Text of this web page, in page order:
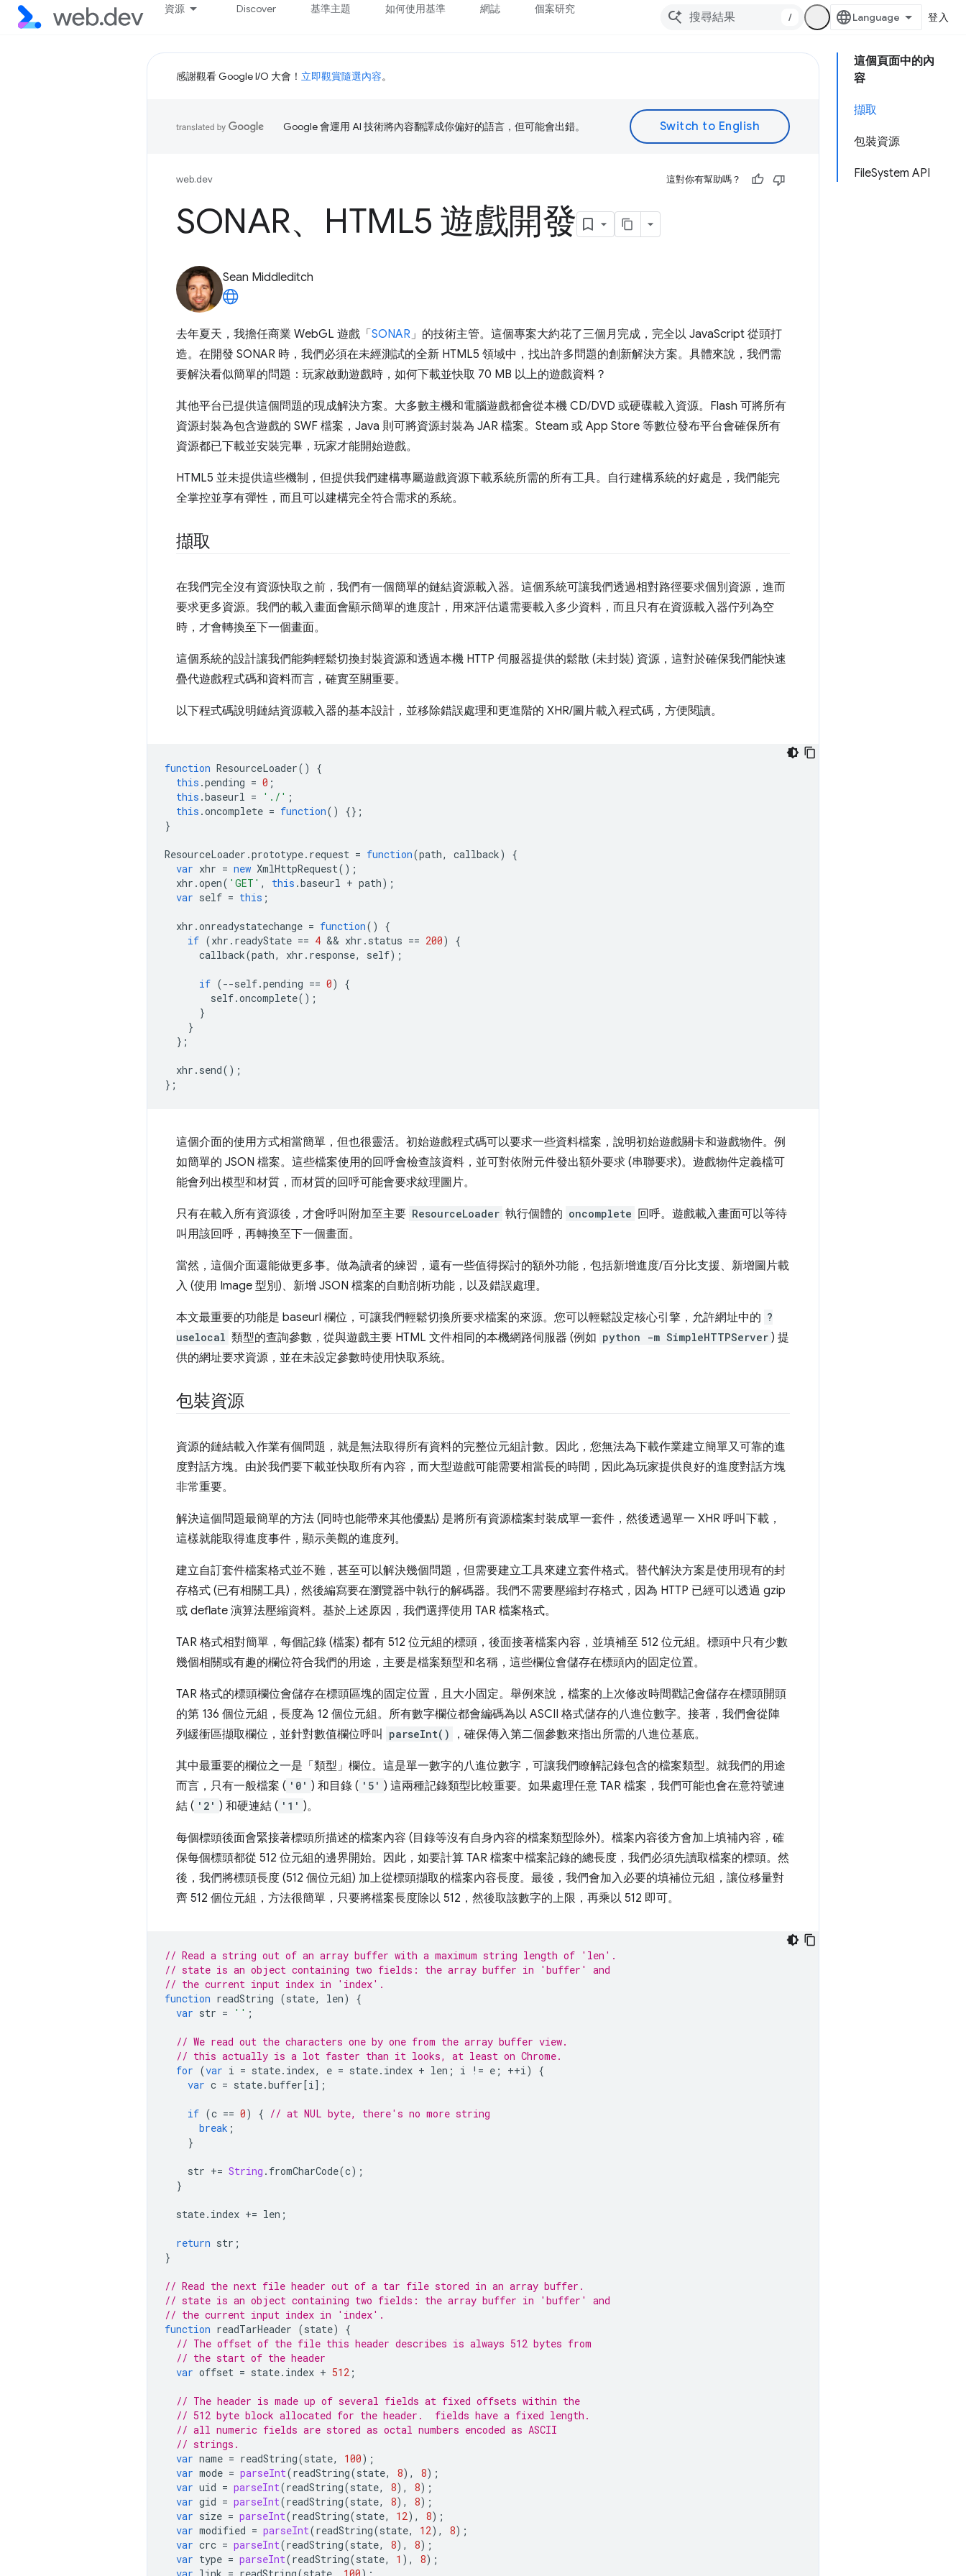
資源 Discover 基準主題 如何使用基準 網誌 個案研究
/ 登入
這個頁面中的內
容
擷取
包裝資源
FileSystem API
感謝觀看 Google I/O 大會！ 立即觀賞隨選內容。
Google 會運用 AI 技術將內容翻譯成你偏好的語言，但可能會出錯。
web.dev 這對你有幫助嗎？
SONAR、HTML5 遊戲開發
Sean Middleditch
去年夏天，我擔任商業 WebGL 遊戲「 SONAR」的技術主管。這個專案大約花了三個月完成，完全以 JavaScript 從頭打
造。在開發 SONAR 時，我們必須在未經測試的全新 HTML5 領域中，找出許多問題的創新解決方案。具體來說，我們需
要解決看似簡單的問題：玩家啟動遊戲時，如何下載並快取 70 MB 以上的遊戲資料？
其他平台已提供這個問題的現成解決方案。大多數主機和電腦遊戲都會從本機 CD/DVD 或硬碟載入資源。Flash 可將所有
資源封裝為包含遊戲的 SWF 檔案，Java 則可將資源封裝為 JAR 檔案。Steam 或 App Store 等數位發布平台會確保所有
資源都已下載並安裝完畢，玩家才能開始遊戲。
HTML5 並未提供這些機制，但提供我們建構專屬遊戲資源下載系統所需的所有工具。自行建構系統的好處是，我們能完
全掌控並享有彈性，而且可以建構完全符合需求的系統。
擷取
在我們完全沒有資源快取之前，我們有一個簡單的鏈結資源載入器。這個系統可讓我們透過相對路徑要求個別資源，進而
要求更多資源。我們的載入畫面會顯示簡單的進度計，用來評估還需要載入多少資料，而且只有在資源載入器佇列為空
時，才會轉換至下一個畫面。
這個系統的設計讓我們能夠輕鬆切換封裝資源和透過本機 HTTP 伺服器提供的鬆散 (未封裝) 資源，這對於確保我們能快速
疊代遊戲程式碼和資料而言，確實至關重要。
以下程式碼說明鏈結資源載入器的基本設計，並移除錯誤處理和更進階的 XHR/圖片載入程式碼，方便閱讀。
function ResourceLoader()
{
this .pending = 0 ;
this .baseurl = './' ;
this .oncomplete = function()
{};
}
ResourceLoader .prototype. request = function(path, callback)
{
var xhr = new XmlHttpRequest();
xhr .open( 'GET' , this .baseurl + path);
var self = this ;
xhr .onreadystatechange = function()
{
if (xhr . readyState == 4 && xhr . status == 200)
{
callback(path, xhr . response, self);
if (--self.pending == 0)
{
self.oncomplete();
}
}
};
xhr . send();
};
這個介面的使用方式相當簡單，但也很靈活。初始遊戲程式碼可以要求一些資料檔案，說明初始遊戲關卡和遊戲物件。例
如簡單的 JSON 檔案。這些檔案使用的回呼會檢查該資料，並可對依附元件發出額外要求 (串聯要求)。遊戲物件定義檔可
能會列出模型和材質，而材質的回呼可能會要求紋理圖片。
只有在載入所有資源後，才會呼叫附加至主要 ResourceLoader 執行個體的 oncomplete 回呼。遊戲載入畫面可以等待
叫用該回呼，再轉換至下一個畫面。
當然，這個介面還能做更多事。做為讀者的練習，還有一些值得探討的額外功能，包括新增進度/百分比支援、新增圖片載
入 (使用 Image 型別)、新增 JSON 檔案的自動剖析功能，以及錯誤處理。
本文最重要的功能是 baseurl 欄位，可讓我們輕鬆切換所要求檔案的來源。您可以輕鬆設定核心引擎，允許網址中的 ?
uselocal 類型的查詢參數，從與遊戲主要 HTML 文件相同的本機網路伺服器 (例如 python -m SimpleHTTPServer ) 提
供的網址要求資源，並在未設定參數時使用快取系統。
包裝資源
資源的鏈結載入作業有個問題，就是無法取得所有資料的完整位元組計數。因此，您無法為下載作業建立簡單又可靠的進
度對話方塊。由於我們要下載並快取所有內容，而大型遊戲可能需要相當長的時間，因此為玩家提供良好的進度對話方塊
非常重要。
解決這個問題最簡單的方法 (同時也能帶來其他優點) 是將所有資源檔案封裝成單一套件，然後透過單一 XHR 呼叫下載，
這樣就能取得進度事件，顯示美觀的進度列。
建立自訂套件檔案格式並不難，甚至可以解決幾個問題，但需要建立工具來建立套件格式。替代解決方案是使用現有的封
存格式 (已有相關工具)，然後編寫要在瀏覽器中執行的解碼器。我們不需要壓縮封存格式，因為 HTTP 已經可以透過 gzip
或 deflate 演算法壓縮資料。基於上述原因，我們選擇使用 TAR 檔案格式。
TAR 格式相對簡單，每個記錄 (檔案) 都有 512 位元組的標頭，後面接著檔案內容，並填補至 512 位元組。標頭中只有少數
幾個相關或有趣的欄位符合我們的用途，主要是檔案類型和名稱，這些欄位會儲存在標頭內的固定位置。
TAR 格式的標頭欄位會儲存在標頭區塊的固定位置，且大小固定。舉例來說，檔案的上次修改時間戳記會儲存在標頭開頭
的第 136 個位元組，長度為 12 個位元組。所有數字欄位都會編碼為以 ASCII 格式儲存的八進位數字。接著，我們會從陣
列緩衝區擷取欄位，並針對數值欄位呼叫
parseInt() ，確保傳入第二個參數來指出所需的八進位基底。
其中最重要的欄位之一是「類型」欄位。這是單一數字的八進位數字，可讓我們瞭解記錄包含的檔案類型。就我們的用途
而言，只有一般檔案 ( '0' ) 和目錄 ( '5' ) 這兩種記錄類型比較重要。如果處理任意 TAR 檔案，我們可能也會在意符號連
結 ( '2' ) 和硬連結 ( '1' )。
每個標頭後面會緊接著標頭所描述的檔案內容 (目錄等沒有自身內容的檔案類型除外)。檔案內容後方會加上填補內容，確
保每個標頭都從 512 位元組的邊界開始。因此，如要計算 TAR 檔案中檔案記錄的總長度，我們必須先讀取檔案的標頭。然
後，我們將標頭長度 (512 個位元組) 加上從標頭擷取的檔案內容長度。最後，我們會加入必要的填補位元組，讓位移量對
齊 512 個位元組，方法很簡單，只要將檔案長度除以 512，然後取該數字的上限，再乘以 512 即可。
// Read a string out of an array buffer with a maximum string length of 'len'.
// state is an object containing two fields: the array buffer in 'buffer' and
// the current input index in 'index'.
function readString (state, len)
{
var str = '' ;
// We read out the characters one by one from the array buffer view.
// this actually is a lot faster than it looks, at least on Chrome.
for (var i = state. index, e = state. index + len ; i != e ; ++i)
{
var c = state.buffer[i];
if (c == 0) { // at NUL byte, there's no more string
break ;
}
str += String . fromCharCode(c);
}
state. index += len ;
return str ;
}
// Read the next file header out of a tar file stored in an array buffer.
// state is an object containing two fields: the array buffer in 'buffer' and
// the current input index in 'index'.
function readTarHeader (state)
{
// The offset of the file this header describes is always 512 bytes from
// the start of the header
var offset = state. index + 512 ;
// The header is made up of several fields at fixed offsets within the
// 512 byte block allocated for the header.  fields have a fixed length.
// all numeric fields are stored as octal numbers encoded as ASCII
// strings.
var name = readString(state, 100);
var mode = parseInt(readString(state, 8), 8);
var uid = parseInt(readString(state, 8), 8);
var gid = parseInt(readString(state, 8), 8);
var size = parseInt(readString(state, 12), 8);
var modified = parseInt(readString(state, 12), 8);
var crc = parseInt(readString(state, 8), 8);
var type = parseInt(readString(state, 1 ), 8);